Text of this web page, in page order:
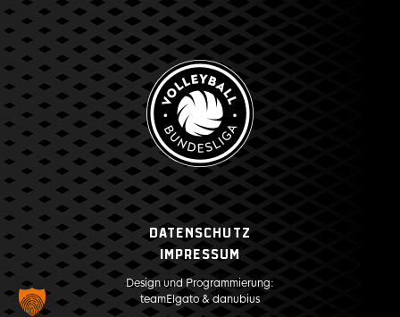
Datenschutz
Impressum
Design und Programmierung:
teamElgato&danubius